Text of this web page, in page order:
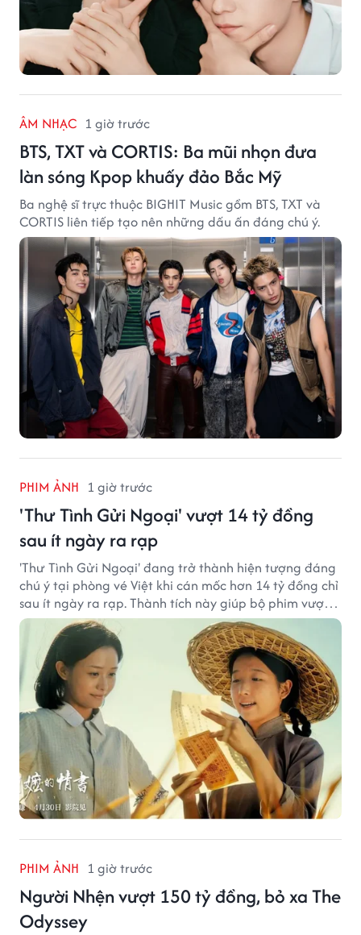
ÂM NHẠC 1 giờ trước
BTS, TXT và CORTIS: Ba mũi nhọn đưa
làn sóng Kpop khuấy đảo Bắc Mỹ
Ba nghệ sĩ trực thuộc BIGHIT Music gồm BTS, TXT và
CORTIS liên tiếp tạo nên những dấu ấn đáng chú ý.
PHIM ẢNH 1 giờ trước
'Thư Tình Gửi Ngoại' vượt 14 tỷ đồng
sau ít ngày ra rạp
'Thư Tình Gửi Ngoại' đang trở thành hiện tượng đáng
chú ý tại phòng vé Việt khi cán mốc hơn 14 tỷ đồng chỉ
sau ít ngày ra rạp. Thành tích này giúp bộ phim vượt
kỳ vọng ban đầu và duy trì sức hút giữa cuộc cạnh
tranh của nhiều tác phẩm lớn.
PHIM ẢNH 1 giờ trước
Người Nhện vượt 150 tỷ đồng, bỏ xa The
Odyssey